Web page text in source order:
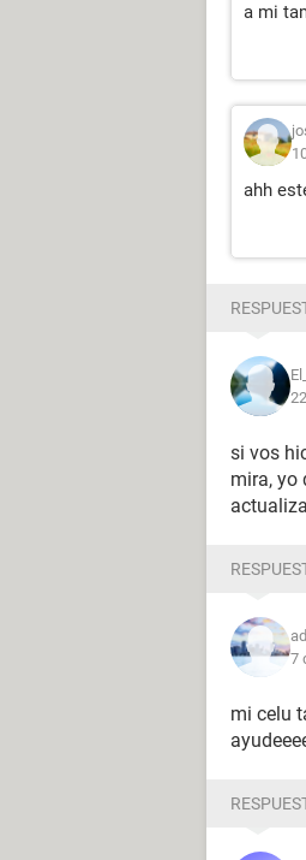
a mi
ahh
si vos
mira, yo
7
mi celu